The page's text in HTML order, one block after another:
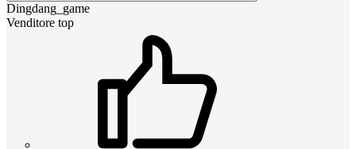
Dingdang_game
Venditore top